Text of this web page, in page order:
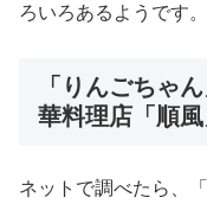
ろいろあるようです。
「りんごちゃ
華料理店「順風
ネットで調べたら、